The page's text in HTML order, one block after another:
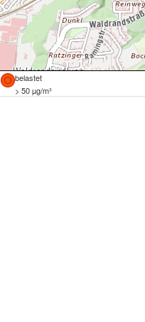
belastet
> 50 µg/m³